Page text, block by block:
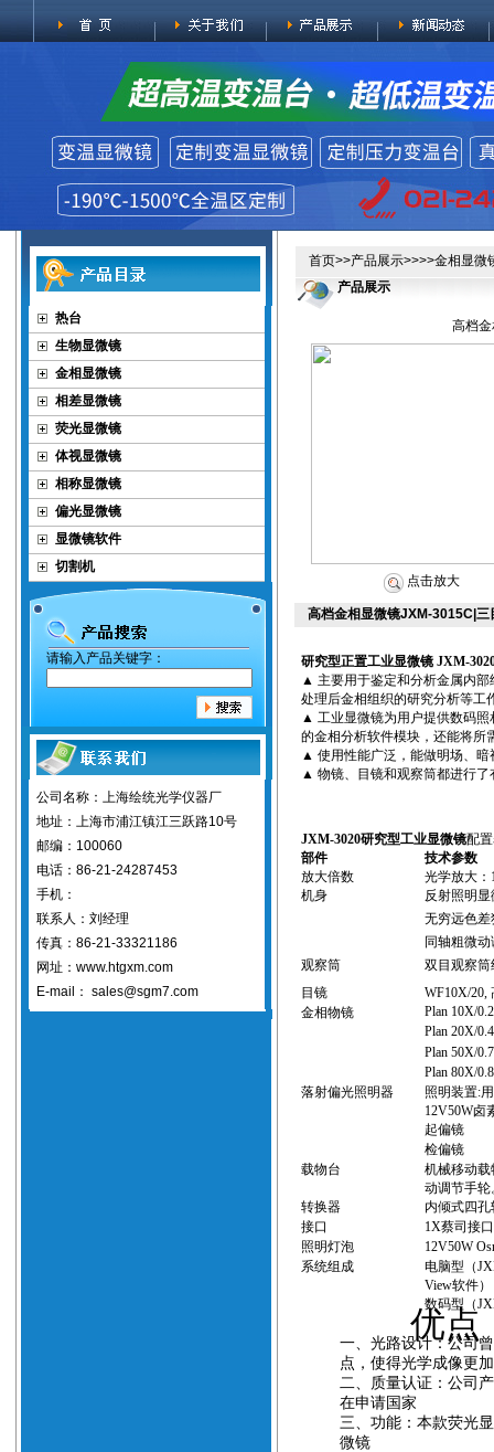
热台
生物显微镜
金相显微镜
相差显微镜
荧光显微镜
体视显微镜
相称显微镜
偏光显微镜
显微镜软件
切割机
请输入产品关键字：
公司名称：上海绘统光学仪器厂
地址：上海市浦江镇江三跃路10号
邮编：100060
电话：86-21-24287453
手机：
联系人：刘经理
传真：86-21-33321186
网址：www.htgxm.com
E-mail： sales@sgm7.com
首页>>产品展示>>>>金相显微
产品展示
高档
点击放大
高档金相显微镜JXM-3015C|
研究型正置工业显微镜JXM-
▲ 主要用于鉴定和分析金属内
处理后金相组织的研究分析等工
▲工业显微镜为用户提供数码照
的金相分析软件模块 ，还能将所
▲使用性能广泛，能做明场、
▲物镜、目镜和观察筒都进行
JXM-3020研究型工业显微镜配
部件
技术参数
放大倍数
光学放大：
机身
反射照明
无穷远色
同轴粗微
观察筒
双目观察
目镜
WF10X/20,
金相物镜
Plan 10X/
Plan 20X/
Plan 50X/
Plan 80X/
落射偏光照明器 照明装置:
12V50W卤
起偏镜
检偏镜
载物台
机械移动载
动调节手轮
转换器
内倾式四
接口
1X蔡司接
照明灯泡
12V50W
系统组成
电脑型（
View软件
数码型 （
优点
一、光路设计：公司
点，使得光学成像更
二、 质量认证：公司
在申请国家
三、功能：本款荧光
微镜